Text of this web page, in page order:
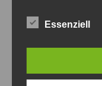
Essenziell